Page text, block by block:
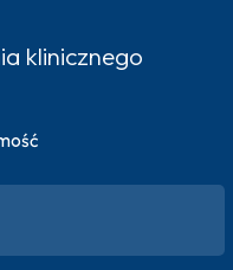
klinicznego